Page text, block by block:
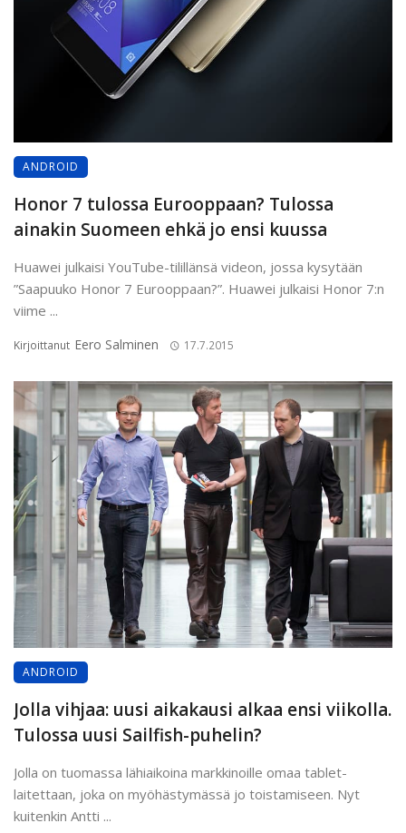
ANDROID
Honor 7 tulossa Eurooppaan? Tulossa
ainakin Suomeen ehkä jo ensi kuussa
Huawei julkaisi YouTube-tilillänsä videon, jossa kysytään
”Saapuuko Honor 7 Eurooppaan?”. Huawei julkaisi Honor 7:n
viime ...
Kirjoittanut Eero Salminen 17.7.2015
ANDROID
Jolla vihjaa: uusi aikakausi alkaa ensi viikolla.
Tulossa uusi Sailfish-puhelin?
Jolla on tuomassa lähiaikoina markkinoille omaa tablet-
laitettaan, joka on myöhästymässä jo toistamiseen. Nyt
kuitenkin Antti ...